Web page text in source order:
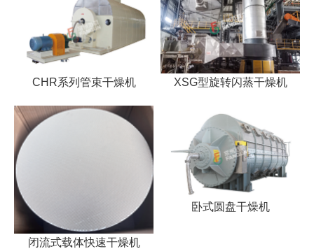
CHR系列管束干燥机 XSG型旋转闪蒸干燥机
闭流式载体快速干燥机
卧式圆盘干燥机